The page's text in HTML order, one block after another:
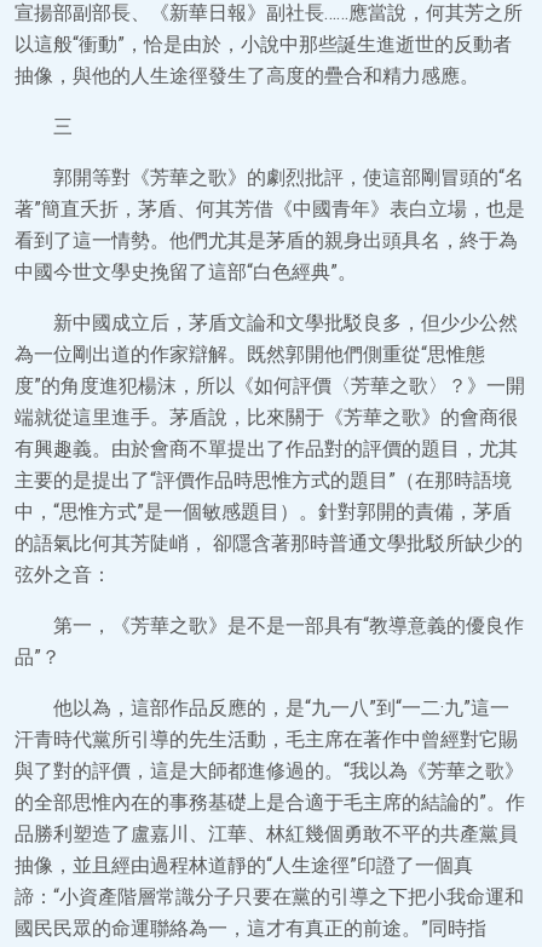
宣揚部副部長、《新華日報》副社長……應當說，何其芳之所
以這般“衝動”，恰是由於，小說中那些誕生進逝世的反動者
抽像，與他的人生途徑發生了高度的疊合和精力感應。
三
郭開等對《芳華之歌》的劇烈批評，使這部剛冒頭的“名
著”簡直夭折，茅盾、何其芳借《中國青年》表白立場，也是
看到了這一情勢。他們尤其是茅盾的親身出頭具名，終于為
中國今世文學史挽留了這部“白色經典”。
新中國成立后，茅盾文論和文學批駁良多，但少少公然
為一位剛出道的作家辯解。既然郭開他們側重從“思惟態
度”的角度進犯楊沫，所以《如何評價〈芳華之歌〉？》一開
端就從這里進手。茅盾說，比來關于《芳華之歌》的會商很
有興趣義。由於會商不單提出了作品對的評價的題目，尤其
主要的是提出了“評價作品時思惟方式的題目”（在那時語境
中，“思惟方式”是一個敏感題目）。針對郭開的責備，茅盾
的語氣比何其芳陡峭， 卻隱含著那時普通文學批駁所缺少的
弦外之音：
第一，《芳華之歌》是不是一部具有“教導意義的優良作
品”？
他以為，這部作品反應的，是“九一八”到“一二·九”這一
汗青時代黨所引導的先生活動，毛主席在著作中曾經對它賜
與了對的評價，這是大師都進修過的。“我以為《芳華之歌》
的全部思惟內在的事務基礎上是合適于毛主席的結論的”。作
品勝利塑造了盧嘉川、江華、林紅幾個勇敢不平的共產黨員
抽像，並且經由過程林道靜的“人生途徑”印證了一個真
諦：“小資產階層常識分子只要在黨的引導之下把小我命運和
國民民眾的命運聯絡為一，這才有真正的前途。”同時指